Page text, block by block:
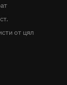
от цял